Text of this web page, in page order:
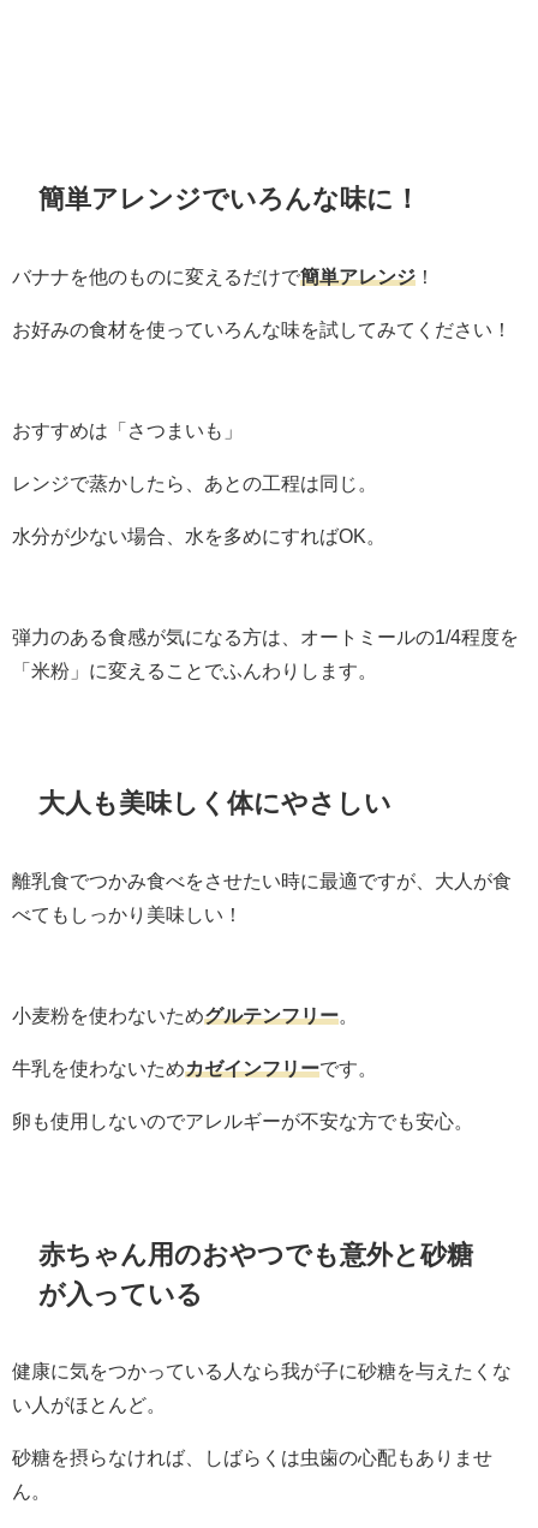
簡単アレンジでいろんな味に！
バナナを他のものに変えるだけで簡単アレンジ ！
お好みの食材を使っていろんな味を試してみてください！
おすすめは「さつまいも」
レンジで蒸かしたら、あとの工程は同じ。
水分が少ない場合、水を多めにすればOK。
弾力のある食感が気になる方は、オートミールの1/4程度を
「米粉」に変えることでふんわりします。
大人も美味しく体にやさしい
離乳食でつかみ食べをさせたい時に最適ですが、大人が食
べてもしっかり美味しい！
小麦粉を使わないためグルテンフリー
牛乳を使わないためカゼインフリーです。
卵も使用しないのでアレルギーが不安な方でも安心。
赤ちゃん用のおやつでも意外と砂糖
が入っている
健康に気をつかっている人なら我が子に砂糖を与えたくな
い人がほとんど。
砂糖を摂らなければ、しばらくは虫歯の心配もありませ
ん。